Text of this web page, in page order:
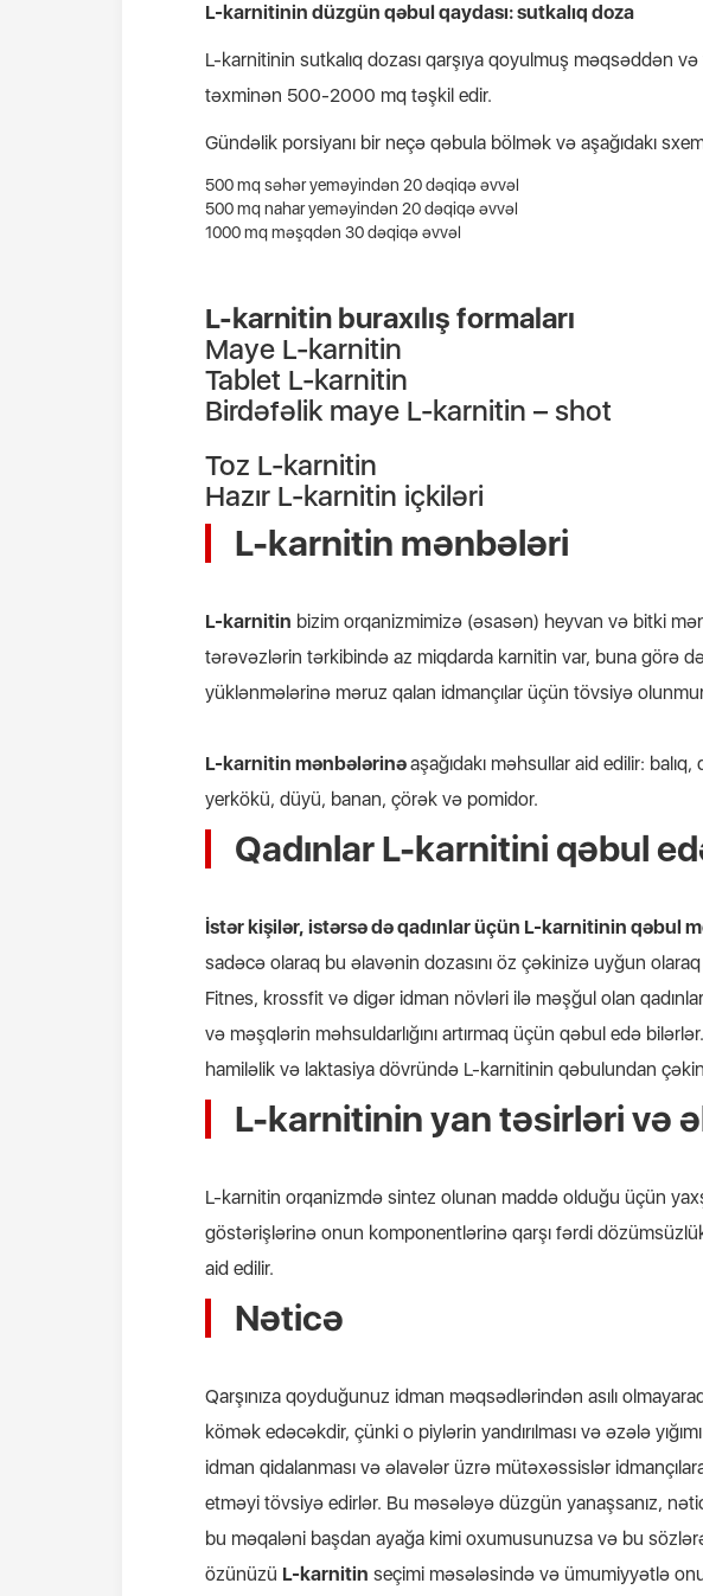
L-karnitinin düzgün qəbul qaydası: sutkalıq doza
L-karnitinin sutkalıq dozası qarşıya qoyulmuş məqsəddən
təxminən 500-2000 mq təşkil edir.
Gündəlik porsiyanı bir neçə qəbula bölmək və aşağıdakı
500 mq səhər yeməyindən 20 dəqiqə əvvəl
500 mq nahar yeməyindən 20 dəqiqə əvvəl
1000mq məşqdən 30 dəqiqə əvvəl
L-karnitin buraxılış formaları
Maye L-karnitin
Tablet L-karnitin
Birdəfəlik maye L-karnitin – shot
Toz L-karnitin
Hazır L-karnitin içkiləri
L-karnitin mənbələri
L-karnitin bizim orqanizmimizə (əsasən) heyvan və bitki
tərəvəzlərin tərkibində az miqdarda karnitin var, buna görə
yüklənmələrinə məruz qalan idmançılar üçün tövsiyə
L-karnitin mənbələrinəaşağıdakı məhsullar aid edilir:
yerkökü, düyü, banan, çörək və pomidor.
Qadınlar L-karnitini qəbul
İstər kişilər, istərsə də qadınlar üçün L-karnitinin qəbul
sadəcə olaraq bu əlavənin dozasını öz çəkinizə uyğun
Fitnes, krossfit və digər idman növləri ilə məşğul olan
və məşqlərin məhsuldarlığını artırmaq üçün qəbul edə
hamiləlik və laktasiya dövründə L-karnitinin qəbulundan
L-karnitinin yan təsirləri və
L-karnitin orqanizmdə sintez olunan maddə olduğu üçün
göstərişlərinə onun komponentlərinə qarşı fərdi
aid edilir.
Nəticə
Qarşınıza qoyduğunuz idman məqsədlərindən asılı
kömək edəcəkdir, çünki o piylərin yandırılması və əzələ
idman qidalanması və əlavələr üzrə mütəxəssislər
etməyi tövsiyə edirlər. Bu məsələyə düzgün yanaşsanız,
bu məqaləni başdan ayağa kimi oxumusunuzsa və bu
özünüzü L-karnitin seçimi məsələsində və ümumiyyətlə